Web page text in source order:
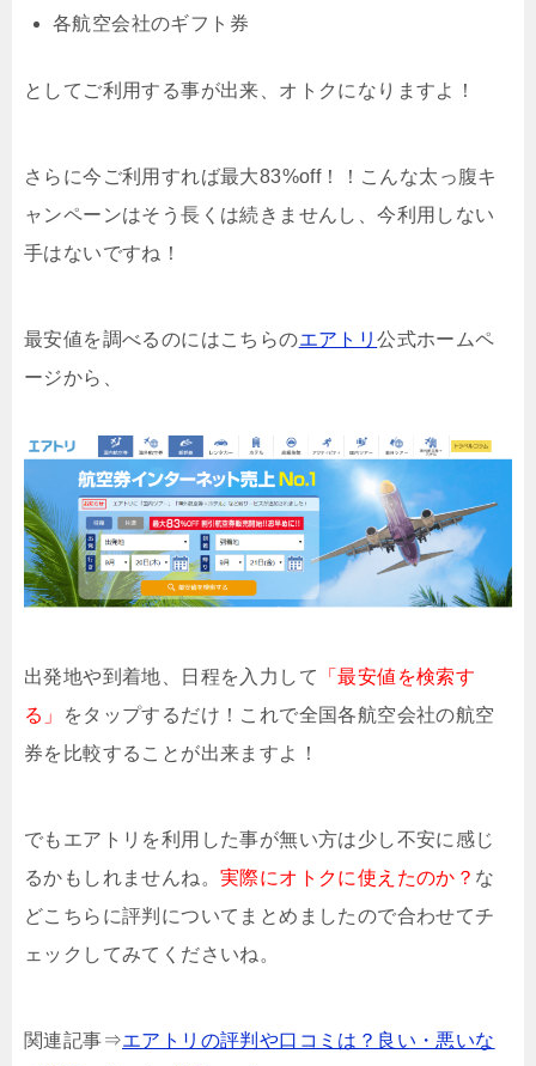
各航空会社のギフト券
としてご利用する事が出来、オトクになりますよ！
さらに今ご利用すれば最大83%off！！こんな太っ腹キ
ャンペーンはそう長くは続きませんし、今利用しない
手はないですね！
最安値を調べるのにはこちらのエアトリ公式ホームペ
ージから、
出発地や到着地、日程を入力して
「最安値を検索す
る」
をタップするだけ！これで全国各航空会社の航空
券を比較することが出来ますよ！
でもエアトリを利用した事が無い方は少し不安に感じ
るかもしれませんね。 実際にオトクに使えたのか？ な
どこちらに評判についてまとめましたので合わせてチ
ェックしてみてくださいね。
関連記事⇒エアトリの評判や口コミは？良い・悪いな